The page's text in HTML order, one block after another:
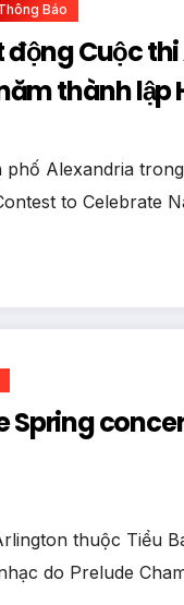
Báo
Cuộc
thành
Alexandria
to Celebrate
thuộc Tiểu
do Prelude